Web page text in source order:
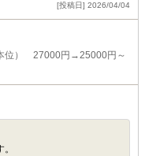
[投稿日] 2026/04/04
位） 27000円→25000円～